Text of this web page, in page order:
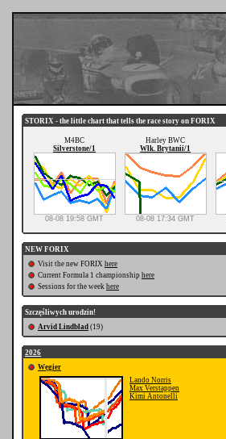
STORIX - the little chart that tells the race story on FORIX
M4BC
Silverstone/1
08-08 19:58 GMT
Harley BWC
Wlk. Brytanii/1
08-08 17:34 GMT
NEW FORIX
Visit the new FORIX here
Current Formula 1 championship here
Sessions for the week here
Szczęśliwych urodzin!
Arvid Lindblad (19)
2026
Węgier
Lando Norris
Max Verstappen
Kimi Antonelli